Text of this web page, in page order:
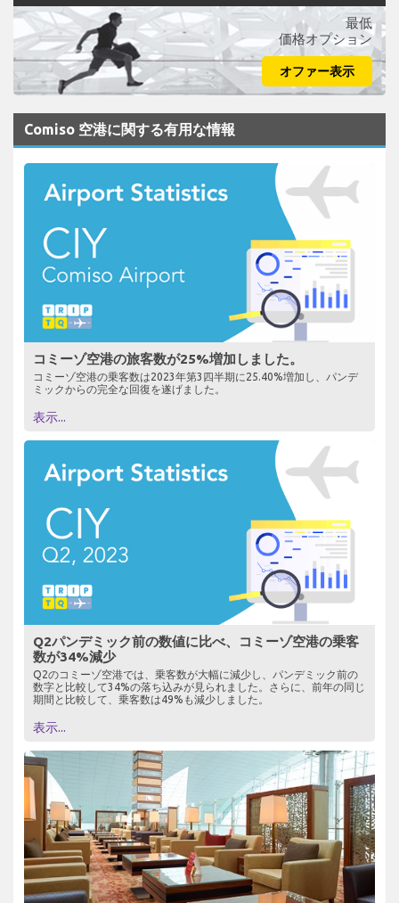
最低
価格オプション
オファー表示
Comiso 空港に関する有用な情報
コミーゾ空港の旅客数が25%増加しました。
コミーゾ空港の乗客数は2023年第3四半期に25.40%増加し、パンデ
ミックからの完全な回復を遂げました。
表示...
Q2パンデミック前の数値に比べ、コミーゾ空港の乗客
数が34%減少
Q2のコミーゾ空港では、乗客数が大幅に減少し、パンデミック前の
数字と比較して34%の落ち込みが見られました。さらに、前年の同じ
期間と比較して、乗客数は49%も減少しました。
表示...